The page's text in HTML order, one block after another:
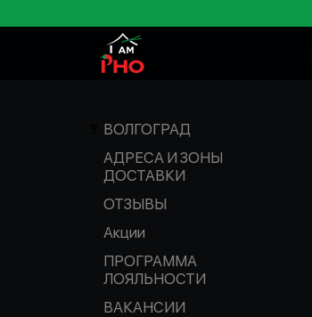
ВОЛГОГРАД
АДРЕСА И ЗОНЫ
ДОСТАВКИ
ОТЗЫВЫ
Акции
ПРОГРАММА
ЛОЯЛЬНОСТИ
ВАКАНСИИ